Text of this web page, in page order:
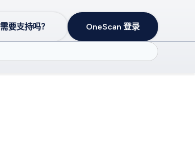
需要支持吗？ OneScan 登录